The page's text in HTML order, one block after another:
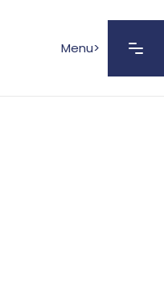
Menu>